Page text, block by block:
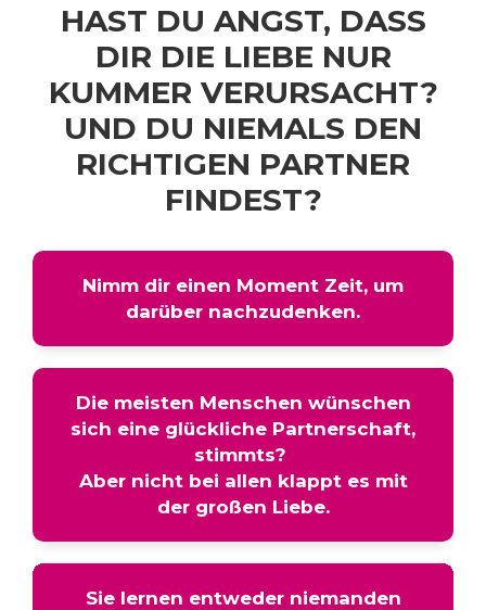
HAST DU ANGST, DASS
DIR DIE LIEBE NUR
KUMMER VERURSACHT?
UND DU NIEMALS DEN
RICHTIGEN PARTNER
FINDEST?
Nimm dir einen Moment Zeit, um
darüber nachzudenken.
Die meisten Menschen wünschen
sich eine glückliche Partnerschaft,
stimmts?
Aber nicht bei allen klappt es mit
der großen Liebe.
Sie lernen entweder niemanden